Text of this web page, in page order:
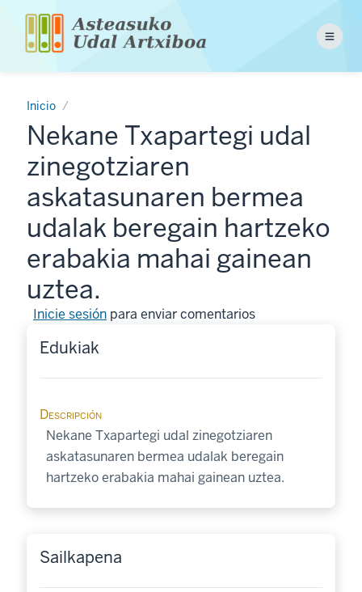
contenido
Menu
Inicio
Nekane Txapartegi udal
zinegotziaren
askatasunaren bermea
udalak beregain hartzeko
erabakia mahai gainean
uztea.
Inicie sesiónpara enviar comentarios
Edukiak
Descripción
Nekane Txapartegi udal zinegotziaren
askatasunaren bermea udalak beregain
hartzeko erabakia mahai gainean uztea.
Sailkapena